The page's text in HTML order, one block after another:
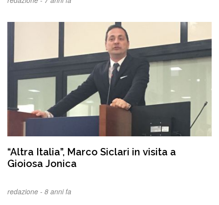
“Altra Italia”, Marco Siclari in visita a
Gioiosa Jonica
redazione - 8 anni fa